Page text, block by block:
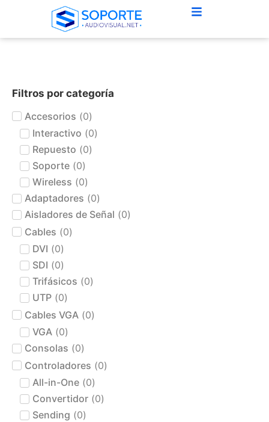
Filtros por categoría
Accesorios (0)
Interactivo (0)
Repuesto (0)
Soporte (0)
Wireless (0)
Adaptadores (0)
Aisladores de Señal (0)
Cables (0)
DVI (0)
SDI (0)
Trifásicos (0)
UTP (0)
Cables VGA (0)
VGA (0)
Consolas (0)
Controladores (0)
All-in-One (0)
Convertidor (0)
Sending (0)